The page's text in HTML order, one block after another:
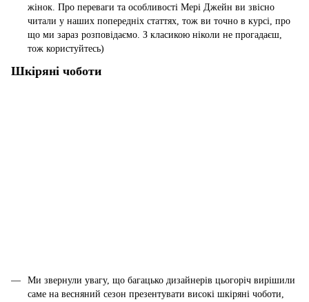
жінок. Про переваги та особливості Мері Джейн ви звісно
читали у наших попередніх статтях, тож ви точно в курсі, про
що ми зараз розповідаємо. З класикою ніколи не прогадаєш,
тож користуйтесь)
Шкіряні чоботи
Ми звернули увагу, що багацько дизайнерів цьогоріч вирішили
саме на весняний сезон презентувати високі шкіряні чоботи,